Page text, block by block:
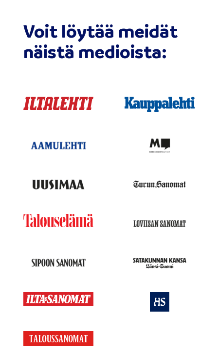
Voit löytää meidät
näistä medioista: